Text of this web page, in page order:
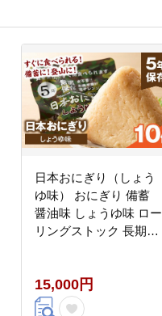
日本おにぎり（しょう
ゆ味） おにぎり 備蓄
醤油味 しょうゆ味 ロー
リングストック 長期保
15,000円